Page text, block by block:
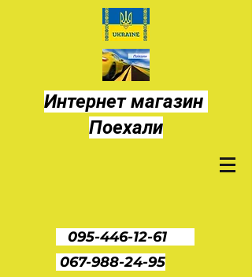
Интернет магазин
Поехали
095-446-12-61
067-988-24-95